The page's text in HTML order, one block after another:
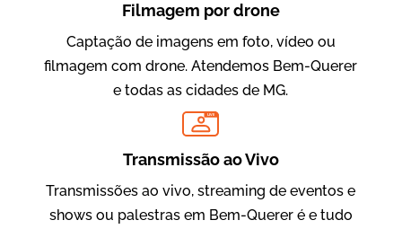
Evolucional
Vídeos para Treinamentos
Filmagem por drone
Captação de imagens em foto, vídeo ou
filmagem com drone. Atendemos Bem-Querer
e todas as cidades de MG.
LIVE
Transmissão ao Vivo
Transmissões ao vivo, streaming de eventos e
shows ou palestras em Bem-Querer é e tudo